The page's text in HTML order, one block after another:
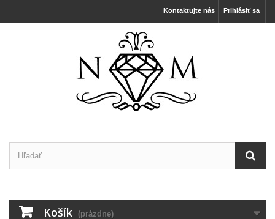
Prihlásiť sa
Kontaktujte nás
Košík (prázdne)